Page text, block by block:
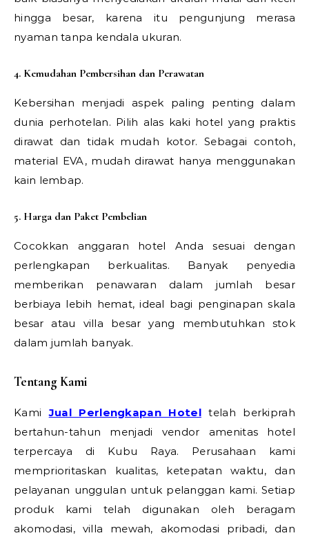
hingga besar, karena itu pengunjung merasa
nyaman tanpa kendala ukuran.
4. Kemudahan Pembersihan dan Perawatan
Kebersihan menjadi aspek paling penting dalam
dunia perhotelan. Pilih alas kaki hotel yang praktis
dirawat dan tidak mudah kotor. Sebagai contoh,
material EVA, mudah dirawat hanya menggunakan
kain lembap.
5. Harga dan Paket Pembelian
Cocokkan anggaran hotel Anda sesuai dengan
perlengkapan berkualitas. Banyak penyedia
memberikan penawaran dalam jumlah besar
berbiaya lebih hemat, ideal bagi penginapan skala
besar atau villa besar yang membutuhkan stok
dalam jumlah banyak.
Tentang Kami
KamiJual Perlengkapan Hoteltelah berkiprah
bertahun-tahun menjadi vendor amenitas hotel
terpercaya di Kubu Raya. Perusahaan kami
memprioritaskan kualitas, ketepatan waktu, dan
pelayanan unggulan untuk pelanggan kami. Setiap
produk kami telah digunakan oleh beragam
akomodasi, villa mewah, akomodasi pribadi, dan